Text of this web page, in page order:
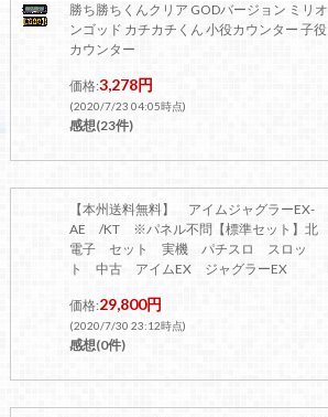
勝ち勝ちくんクリア GODバージョン ミリオ
ンゴッド カチカチくん 小役カウンター 子役
カウンター
価格:3,278円
(2020/7/23 04:05時点)
感想(23件)
【本州送料無料】 アイムジャグラーEX-
AE /KT ※パネル不問【標準セット】北
電子 セット 実機 パチスロ スロッ
ト 中古 アイムEX ジャグラーEX
価格:29,800円
(2020/7/30 23:12時点)
感想(0件)